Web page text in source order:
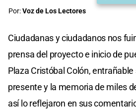
Por:Voz de Los Lectores
Ciudadanas y ciudadanos nos
prensa del proyecto e inicio de
Plaza Cristóbal Colón,
presente y la memoria de miles
así lo reflejaron en sus